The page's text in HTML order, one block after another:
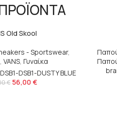
Old Skool
- Sportswear,
, VANS, Γυναίκα
DSB1-DUSTY BLUE
€ 56,00 €